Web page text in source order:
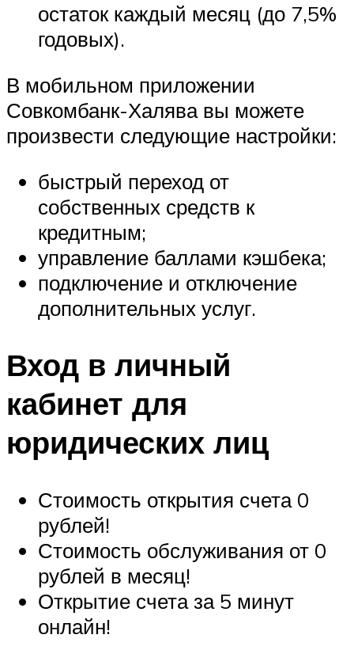
остаток каждый месяц (до 7,5%
годовых).
В мобильном приложении
Совкомбанк-Халява вы можете
произвести следующие настройки:
быстрый переход от
собственных средств к
кредитным;
управление баллами кэшбека;
подключение и отключение
дополнительных услуг.
Вход в личный
кабинет для
юридических лиц
Стоимость открытия счета 0
рублей!
Стоимость обслуживания от 0
рублей в месяц!
Открытие счета за 5 минут
онлайн!